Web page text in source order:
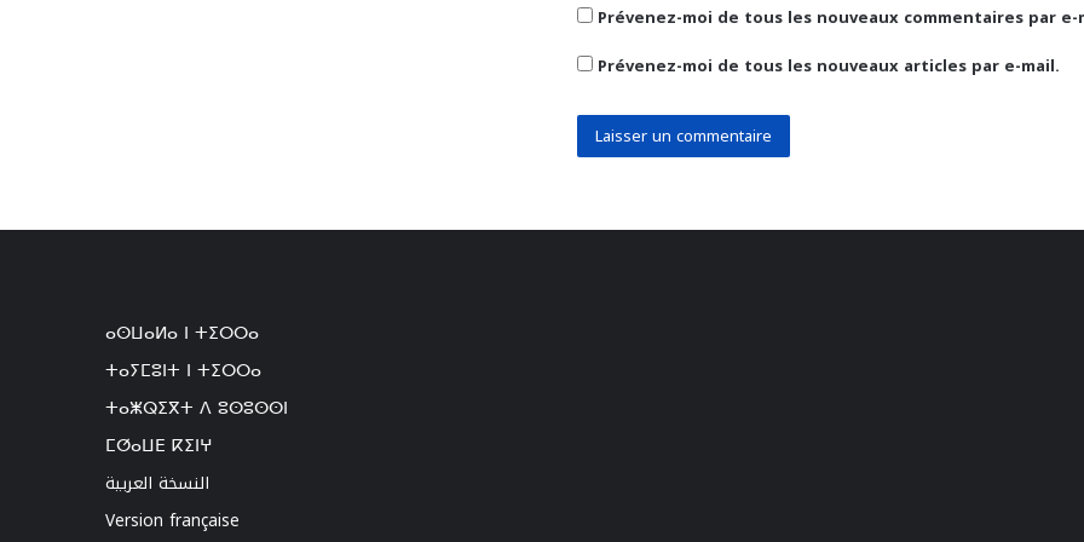
Prévenez-moi de tous les nouveaux commentaires par e-
Prévenez-moi de tous les nouveaux articles par e-mail.
ⴰⵙⵡⴰⵍⴰ ⵏ ⵜⵉⵔⵔⴰ
ⵜⴰⵢⵎⵓⵏⵜ ⵏ ⵜⵉⵔⵔⴰ
ⵜⴰⵥⵕⵉⴳⵜ ⴷ ⵓⵙⵓⵙⵙⵏ
ⵎⵚⴰⵡⴹ ⴽⵉⵏⵖ
النسخة العربية
Version française